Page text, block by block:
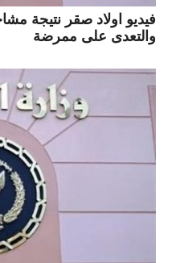
فيديو اولاد صقر نتيجة
والتعدى على ممرضة